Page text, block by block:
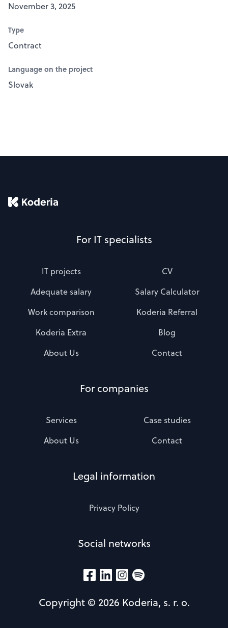
November 3, 2025
Type
Contract
Language on the project
Slovak
For IT specialists
IT projects
CV
Adequate salary
Salary Calculator
Work comparison
Koderia Referral
Koderia Extra
Blog
About Us
Contact
For companies
Services
Case studies
About Us
Contact
Legal information
Privacy Policy
Social networks
Copyright © 2026 Koderia, s. r. o.